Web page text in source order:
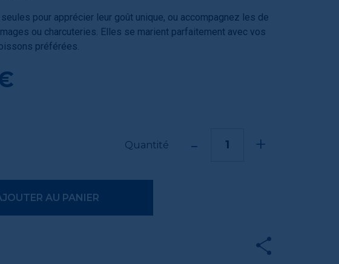
pour apprécier leur goût unique, ou accompagnez les de
ou charcuteries. Elles se marient parfaitement avec vos
préférées.
Quantité - +
AU PANIER